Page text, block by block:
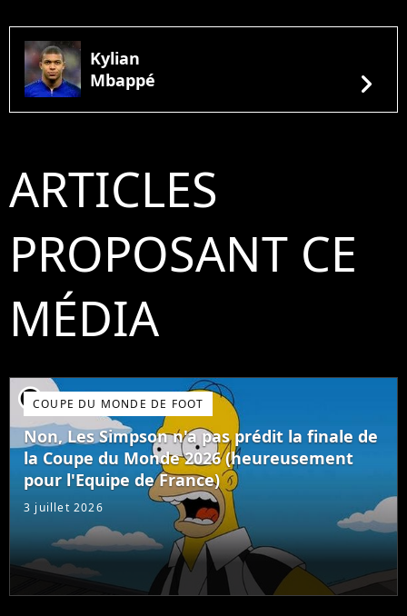
Kylian
Mbappé
chevron_right
ARTICLES
PROPOSANT CE
MÉDIA
player2COUPE DU MONDE DE FOOT
Non, Les Simpson n'a pas prédit la finale de
la Coupe du Monde 2026 (heureusement
pour l'Equipe de France)
3 juillet 2026